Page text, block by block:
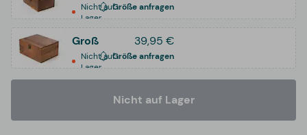
Nicht auf
Lager
Größe anfragen
Groß 39,95 €
Nicht auf
Lager
Größe anfragen
Nicht auf Lager